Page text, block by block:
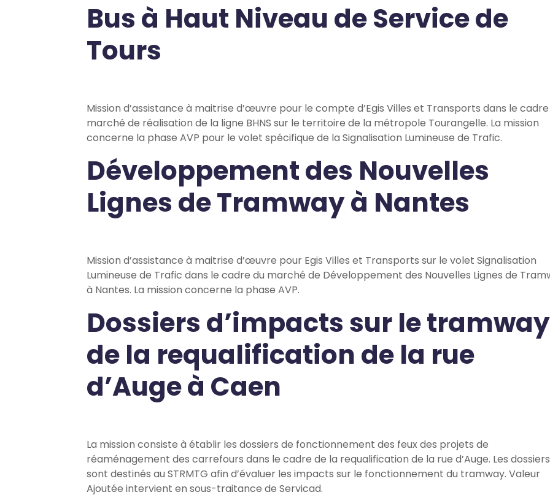
Bus à Haut Niveau de Service de
Tours
Mission d’assistance à maitrise d’œuvre pour le compte d’Egis Villes et Transports dans le
marché de réalisation de la ligne BHNS sur le territoire de la métropole Tourangelle. La mission
concerne la phase AVP pour le volet spécifique de la Signalisation Lumineuse de Trafic.
Développement des Nouvelles
Lignes de Tramway à Nantes
Mission d’assistance à maitrise d’œuvre pour Egis Villes et Transports sur le volet Signalisation
Lumineuse de Trafic dans le cadre du marché de Développement des Nouvelles Lignes de
à Nantes. La mission concerne la phase AVP.
Dossiers d’impacts sur le tramway
de la requalification de la rue
d’Auge à Caen
La mission consiste à établir les dossiers de fonctionnement des feux des projets de
réaménagement des carrefours dans le cadre de la requalification de la rue d’Auge. Les dossiers
sont destinés au STRMTG afin d’évaluer les impacts sur le fonctionnement du tramway. Valeur
Ajoutée intervient en sous-traitance de Servicad.